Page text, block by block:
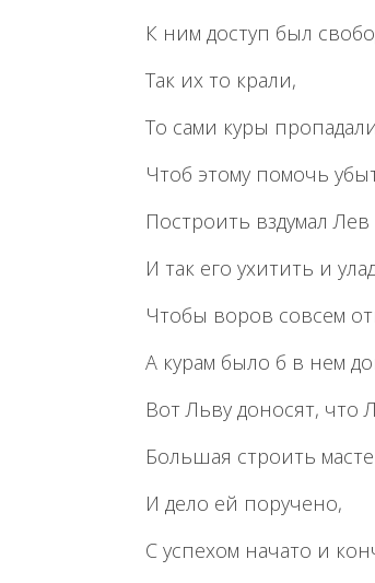
К ним доступ был
Так их то крали,
То сами куры
Чтоб этому помочь
Построить вздумал
И так его ухитить и
Чтобы воров совсем
А курам было б в нем
Вот Льву доносят, что
Большая строить
И дело ей поручено,
С успехом начато и